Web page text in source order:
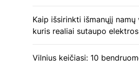
Kaip išsirinkti išmanųjį
kuris realiai sutaupo
Vilnius keičiasi: 10